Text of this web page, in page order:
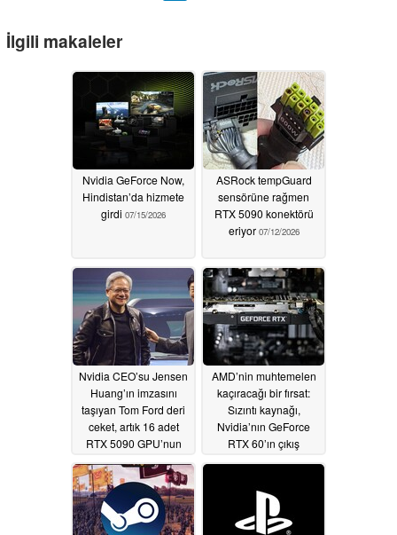
İlgili makaleler
Nvidia GeForce Now,
Hindistan’da hizmete
girdi 07/15/2026
ASRock tempGuard
sensörüne rağmen
RTX 5090 konektörü
eriyor 07/12/2026
Nvidia CEO’su Jensen
Huang’ın imzasını
taşıyan Tom Ford deri
ceket, artık 16 adet
RTX 5090 GPU’nun
07/11/2026
AMD’nin muhtemelen
kaçıracağı bir fırsat:
Sızıntı kaynağı,
Nvidia’nın GeForce
RTX 60’ın çıkış